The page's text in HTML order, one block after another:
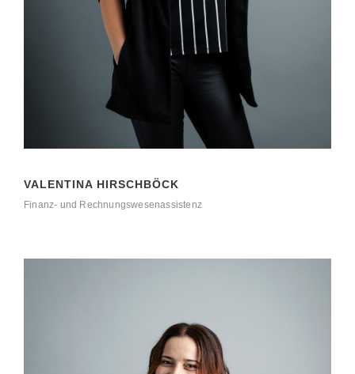
VALENTINA HIRSCHBÖCK
Finanz- und Rechnungswesenassistenz